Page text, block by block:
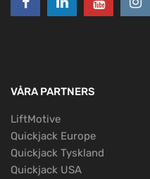
VÅRA PARTNERS
LiftMotive
Quickjack Europe
Quickjack Tyskland
Quickjack USA